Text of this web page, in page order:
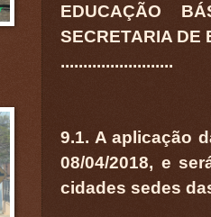
EDUCAÇÃO
SECRETARIA DE
.........................
9.1. A aplicação
08/04/2018, e
cidades sedes